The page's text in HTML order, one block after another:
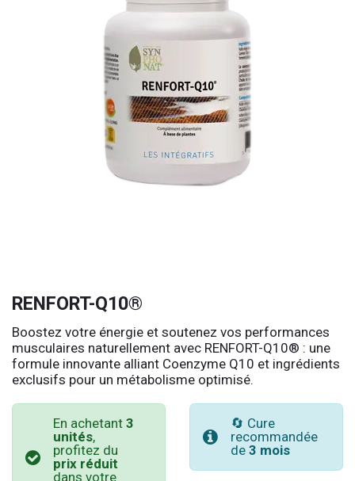
RENFORT-Q10®
Boostez votre énergie et soutenez vos performances
musculaires naturellement avec RENFORT-Q10® : une
formule innovante alliant Coenzyme Q10 et ingrédients
exclusifs pour un métabolisme optimisé.
En achetant 3
unités,
profitez du
prix réduit
dans votre
🔄 Cure
recommandée
de 3 mois